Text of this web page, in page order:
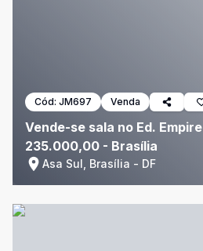
Cód: JM697 Venda
Vende-se sala no Ed.
235.000,00 - Brasília
Asa Sul, Brasília - DF